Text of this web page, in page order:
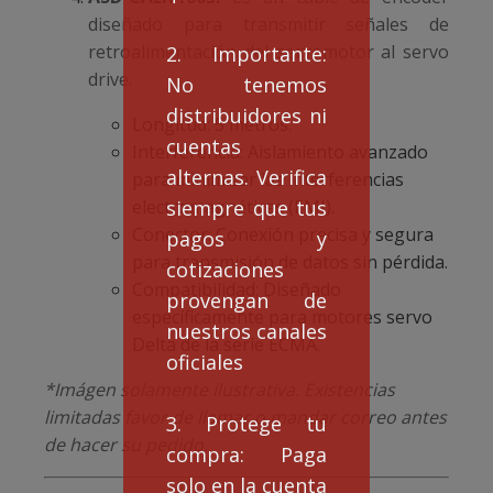
2. Importante:
No tenemos
distribuidores ni
cuentas
alternas. Verifica
siempre que tus
pagos y
cotizaciones
provengan de
nuestros canales
oficiales
3. Protege tu
compra: Paga
solo en la cuenta
diseñado para transmitir señales de
retroalimentación del servomotor al servo
drive.
Longitud: 5 metros.
Interferencia: Aislamiento avanzado
para minimizar las interferencias
electromagnéticas (EMI).
Conector: Conexión precisa y segura
para transmisión de datos sin pérdida.
Compatibilidad: Diseñado
específicamente para motores servo
Delta de la serie ECMA.
*Imágen solamente ilustrativa. Existencias
limitadas favor de llamar o mandar correo antes
de hacer su pedido.